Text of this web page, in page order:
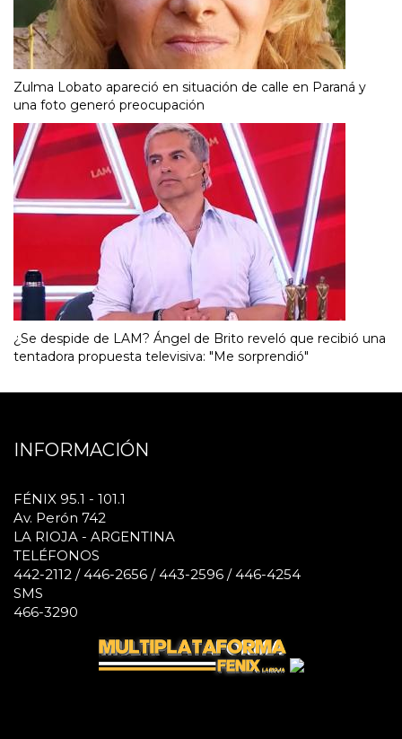
Zulma Lobato apareció en situación de calle en Paraná y
una foto generó preocupación
¿Se despide de LAM? Ángel de Brito reveló que recibió una
tentadora propuesta televisiva: "Me sorprendió"
INFORMACIÓN
FÉNIX 95.1 - 101.1
Av. Perón 742
LA RIOJA - ARGENTINA
TELÉFONOS
442-2112 / 446-2656 / 443-2596 / 446-4254
SMS
466-3290